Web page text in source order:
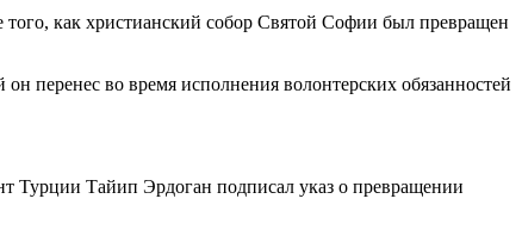
того, как христианский собор Святой Софии был превращен
перенес во время исполнения волонтерских обязанностей
Турции Тайип Эрдоган подписал указ о превращении